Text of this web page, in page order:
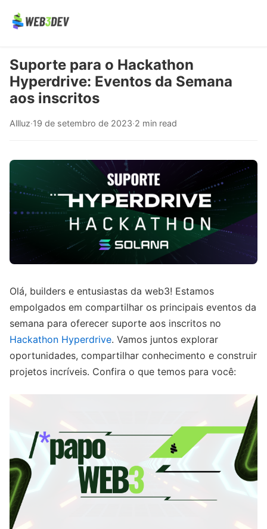
Suporte para o Hackathon
Hyperdrive: Eventos da Semana
aos inscritos
Allluz·19 de setembro de 2023·2 min read
Olá, builders e entusiastas da web3! Estamos
empolgados em compartilhar os principais eventos da
semana para oferecer suporte aos inscritos no
Hackathon Hyperdrive. Vamos juntos explorar
oportunidades, compartilhar conhecimento e construir
projetos incríveis. Confira o que temos para você: